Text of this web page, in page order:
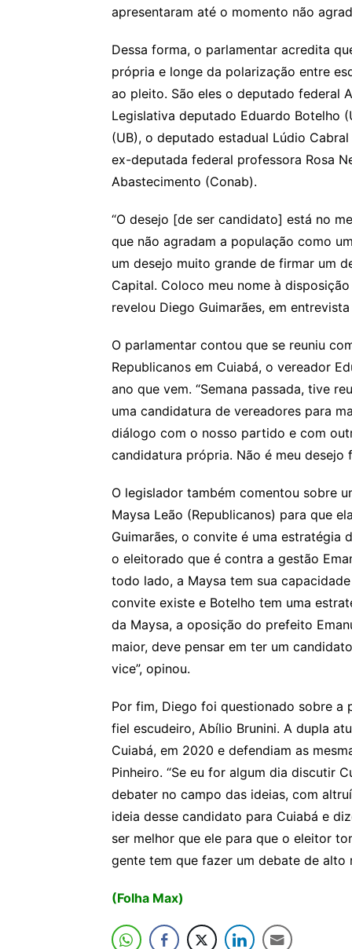
apresentaram até o momento não
Dessa forma, o parlamentar acredita
própria e longe da polarização entre
ao pleito. São eles o deputado federal
Legislativa deputado Eduardo Botelho
(UB), o deputado estadual Lúdio
ex-deputada federal professora Rosa
Abastecimento (Conab).
“O desejo [de ser candidato] está no
que não agradam a população como
um desejo muito grande de firmar um
Capital. Coloco meu nome à
revelou Diego Guimarães, em
O parlamentar contou que se reuniu
Republicanos em Cuiabá, o vereador
ano que vem. “Semana passada, tive
uma candidatura de vereadores para
diálogo com o nosso partido e com
candidatura própria. Não é meu desejo
O legislador também comentou sobre
Maysa Leão (Republicanos) para que
Guimarães, o convite é uma estratégia
o eleitorado que é contra a gestão
todo lado, a Maysa tem sua
convite existe e Botelho tem uma
da Maysa, a oposição do prefeito
maior, deve pensar em ter um
vice”, opinou.
Por fim, Diego foi questionado sobre a
fiel escudeiro, Abílio Brunini. A dupla
Cuiabá, em 2020 e defendiam as
Pinheiro. “Se eu for algum dia discutir
debater no campo das ideias, com
ideia desse candidato para Cuiabá e
ser melhor que ele para que o eleitor
gente tem que fazer um debate de alto
(Folha Max)